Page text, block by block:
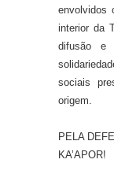
envolvidos
interior da
difusão e
sociais
origem.
PELA
KA’APOR!